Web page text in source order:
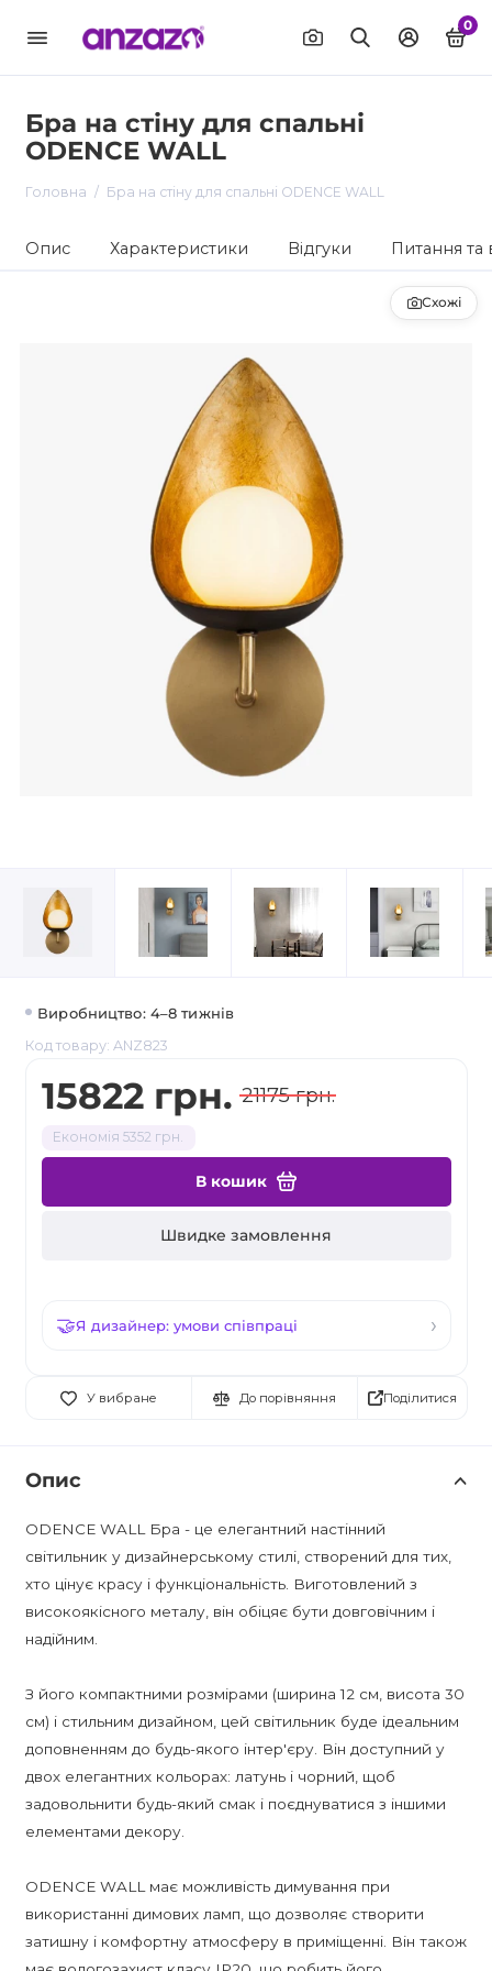
0
Бра на стіну для спальні
ODENCE WALL
Головна Бра на стіну для спальні ODENCE WALL
Опис Характеристики Відгуки Питання та
Схожі
Виробництво: 4–8 тижнів
Код товару: ANZ823
15822 грн. 21175 грн.
Економія 5352 грн.
В кошик
Швидке замовлення
Я дизайнер: умови співпраці
У вибране До порівняння Поділитися
Опис
ODENCE WALL Бра - це елегантний настінний
світильник у дизайнерському стилі, створений для тих,
хто цінує красу і функціональність. Виготовлений з
високоякісного металу, він обіцяє бути довговічним і
надійним.
З його компактними розмірами (ширина 12 см, висота 30
см) і стильним дизайном, цей світильник буде ідеальним
доповненням до будь-якого інтер'єру. Він доступний у
двох елегантних кольорах: латунь і чорний, щоб
задовольнити будь-який смак і поєднуватися з іншими
елементами декору.
ODENCE WALL має можливість димування при
використанні димових ламп, що дозволяє створити
затишну і комфортну атмосферу в приміщенні. Він також